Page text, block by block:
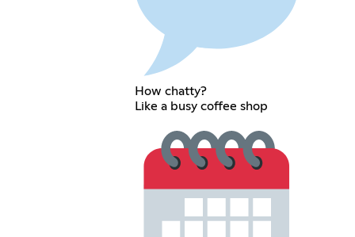
How chatty?
Like a busy coffee shop